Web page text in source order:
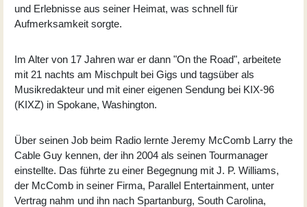
und Erlebnisse aus seiner Heimat, was schnell für
Aufmerksamkeit sorgte.
Im Alter von 17 Jahren war er dann "On the Road", arbeitete
mit 21 nachts am Mischpult bei Gigs und tagsüber als
Musikredakteur und mit einer eigenen Sendung bei KIX-96
(KIXZ) in Spokane, Washington.
Über seinen Job beim Radio lernte Jeremy McComb Larry the
Cable Guy kennen, der ihn 2004 als seinen Tourmanager
einstellte. Das führte zu einer Begegnung mit J. P. Williams,
der McComb in seiner Firma, Parallel Entertainment, unter
Vertrag nahm und ihn nach Spartanburg, South Carolina,